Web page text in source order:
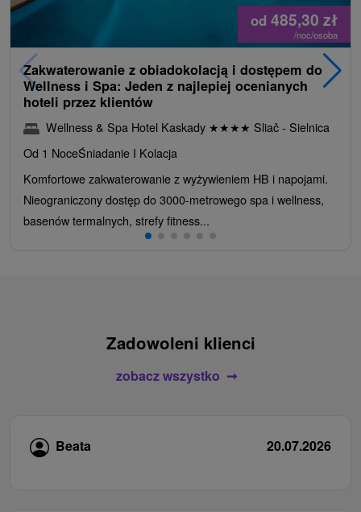
od 485,30 zł
/noc/osoba
Zakwaterowanie z obiadokolacją i dostępem do
Wellness i Spa: Jeden z najlepiej ocenianych
hoteli przez klientów
Wellness & Spa Hotel Kaskady ★★★★ Sliač - Sielnica
Od 1 NoceŚniadanie I Kolacja
Komfortowe zakwaterowanie z wyżywieniem HB i napojami.
Nieograniczony dostęp do 3000-metrowego spa i wellness,
basenów termalnych, strefy fitness...
Zadowoleni klienci
zobacz wszystko
Beata 20.07.2026